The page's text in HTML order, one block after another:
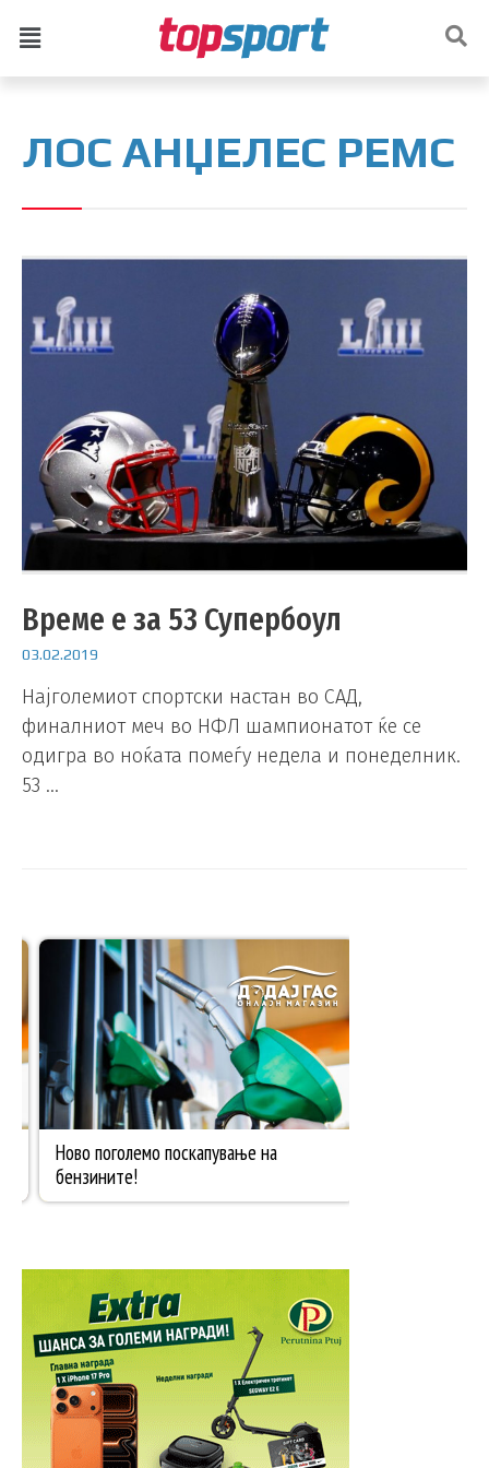
ЛОС АНЏЕЛЕС РЕМС
Време е за 53 Супербоул
03.02.2019
Најголемиот спортски настан во САД,
финалниот меч во НФЛ шампионатот ќе се
одигра во ноќата помеѓу недела и понеделник.
53 …